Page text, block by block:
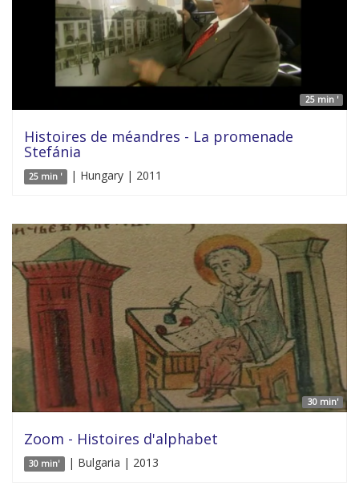
25 min '
Histoires de méandres - La promenade
Stefánia
25 min ' | Hungary | 2011
30 min'
Zoom - Histoires d'alphabet
30 min' | Bulgaria | 2013